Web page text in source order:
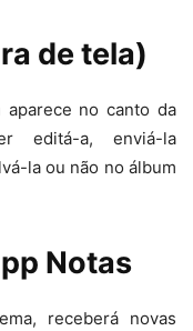
de tela)
aparece no canto da
editá-a, enviá-la
la ou não no álbum
Notas
receberá novas